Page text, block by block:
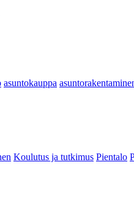
asuntokauppa
Koulutus ja tutkimus Pientalo